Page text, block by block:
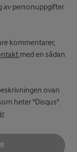
av personuppgifter
kommentarer,
med en sådan
ovan
heter "Disqus".
.